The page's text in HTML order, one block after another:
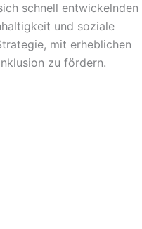
schnell entwickelnden
und soziale
mit erheblichen
zu fördern.